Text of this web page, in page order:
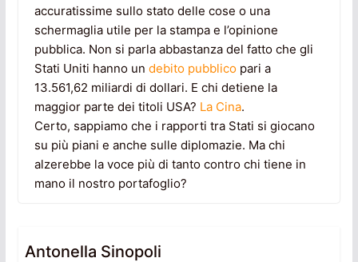
accuratissime sullo stato delle cose o una
schermaglia utile per la stampa e l’opinione
pubblica. Non si parla abbastanza del fatto che gli
Stati Uniti hanno un debito pubblicopari a
13.561,62 miliardi di dollari. E chi detiene la
maggior parte dei titoli USA? La Cina.
Certo, sappiamo che i rapporti tra Stati si giocano
su più piani e anche sulle diplomazie. Ma chi
alzerebbe la voce più di tanto contro chi tiene in
mano il nostro portafoglio?
Antonella Sinopoli